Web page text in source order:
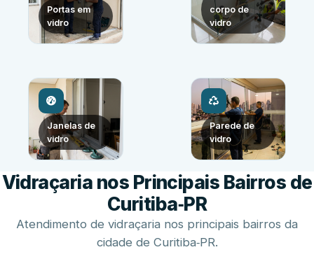
Portas em
vidro
corpo de
vidro
Janelas de
vidro
Parede de
vidro
Vidraçaria nos Principais Bairros de
Curitiba‑PR
Atendimento de vidraçaria nos principais bairros da
cidade de Curitiba‑PR.